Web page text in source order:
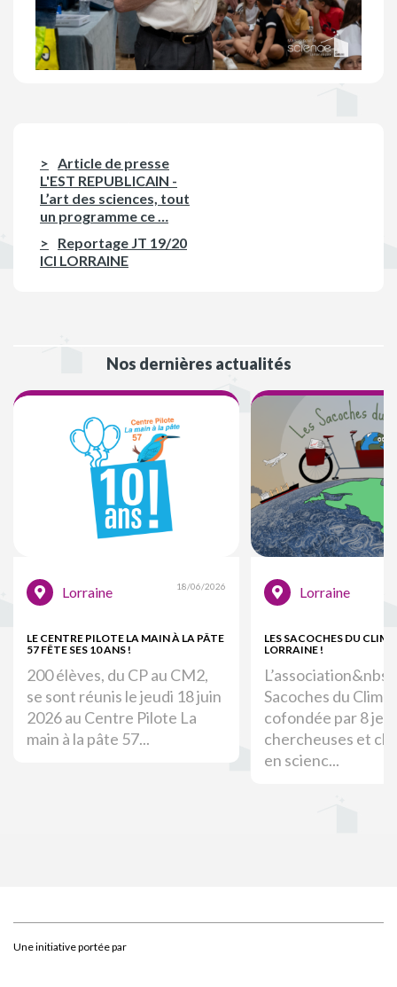
Article de presse
L'EST REPUBLICAIN -
L’art des sciences, tout
un programme ce …
Reportage JT 19/20
ICI LORRAINE
Nos dernières actualités
Lorraine 18/06/2026
LE CENTRE PILOTE LA MAIN À LA PÂTE
57 FÊTE SES 10 ANS !
200 élèves, du CP au CM2,
se sont réunis le jeudi 18 juin
2026 au Centre Pilote La
main à la pâte 57...
Lorraine
LES SACOCHES DU
LORRAINE !
Sacoches du
cofondée par 8
chercheuses et
en scienc...
Une initiative portée par